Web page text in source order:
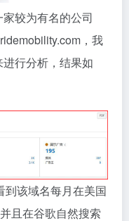
较为有名的公司
，我
行分析，结果如
到该域名每月在美国
且在谷歌自然搜索